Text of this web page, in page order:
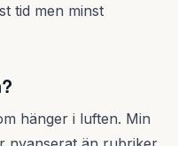
tid men minst
hänger i luften. Min